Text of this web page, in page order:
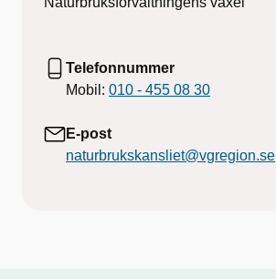
Telefonnummer
Mobil: 010 - 455 08 30
E-post
naturbrukskansliet@vgregion.se